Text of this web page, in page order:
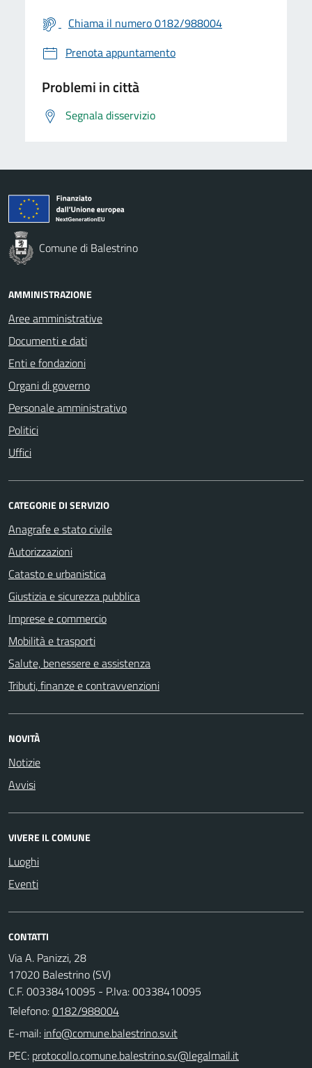
Chiama il numero 0182/988004
Prenota appuntamento
Problemi in città
Segnala disservizio
Comune di Balestrino
AMMINISTRAZIONE
Aree amministrative
Documenti e dati
Enti e fondazioni
Organi di governo
Personale amministrativo
Politici
Uffici
CATEGORIE DI SERVIZIO
Anagrafe e stato civile
Autorizzazioni
Catasto e urbanistica
Giustizia e sicurezza pubblica
Imprese e commercio
Mobilità e trasporti
Salute, benessere e assistenza
Tributi, finanze e contravvenzioni
NOVITÀ
Notizie
Avvisi
VIVERE IL COMUNE
Luoghi
Eventi
CONTATTI
Via A. Panizzi, 28
17020 Balestrino (SV)
C.F. 00338410095 - P.Iva: 00338410095
Telefono:0182/988004
E-mail:
PEC: